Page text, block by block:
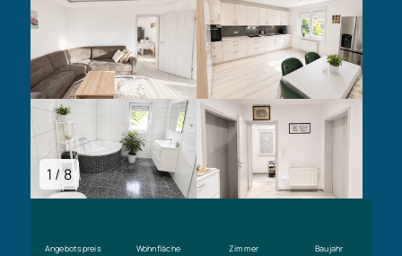
1 / 8
Angebotspreis Wohnfläche Zimmer Baujahr